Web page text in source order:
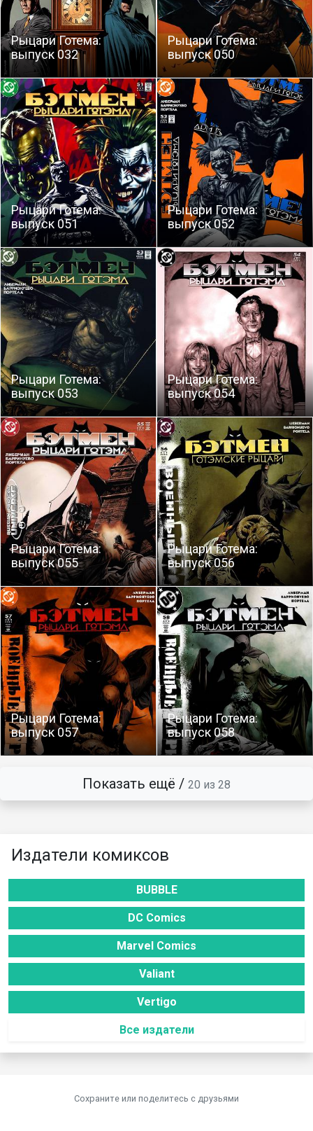
Рыцари Готема:
выпуск 032
Рыцари Готема:
выпуск 050
Рыцари Готема:
выпуск 051
Рыцари Готема:
выпуск 052
Рыцари Готема:
выпуск 053
Рыцари Готема:
выпуск 054
Рыцари Готема:
выпуск 055
Рыцари Готема:
выпуск 056
Рыцари Готема:
выпуск 057
Рыцари Готема:
выпуск 058
Показать ещё / 20 из 28
Издатели комиксов
BUBBLE
DC Comics
Marvel Comics
Valiant
Vertigo
Все издатели
Сохраните или поделитесь c друзьями